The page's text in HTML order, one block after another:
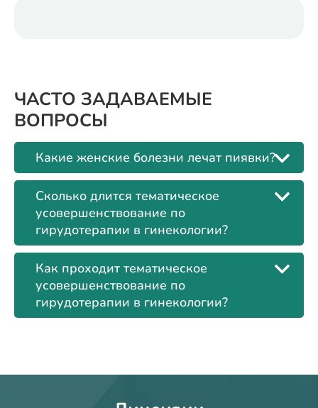
ЧАСТО ЗАДАВАЕМЫЕ
ВОПРОСЫ
Какие женские болезни лечат пиявки?
Сколько длится тематическое
усовершенствование по
гирудотерапии в гинекологии?
Как проходит тематическое
усовершенствование по
гирудотерапии в гинекологии?